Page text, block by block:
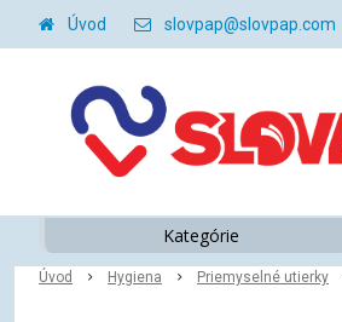
Úvod slovpap@slovpap.com
Úvod Hygiena Priemyselné utierky
Kategórie